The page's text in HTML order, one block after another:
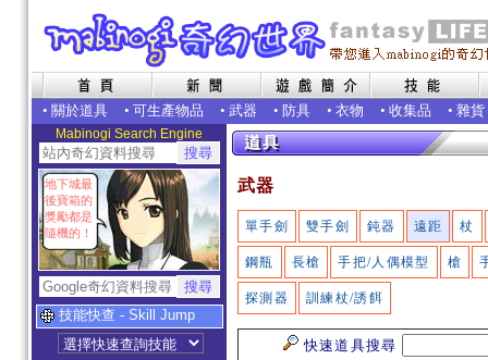
• 關於道具 • 可生產物品 • 武器 • 防具 • 衣物 • 收集品 • 雜貨
Mabinogi Search Engine
地下城最
後寶箱的
獎勵都是
隨機的！
技能快查 - Skill Jump
武器
單手劍 雙手劍 鈍器 遠距 杖
鋼瓶 長槍 手把/人偶模型 槍
探測器 訓練杖/誘餌
快速道具搜尋